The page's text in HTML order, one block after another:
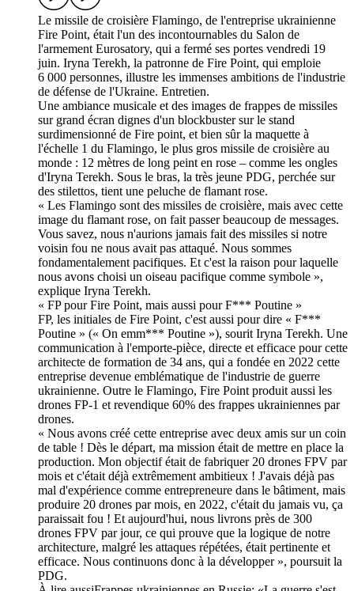
Le missile de croisière Flamingo, de l'entreprise ukrainienne
Fire Point, était l'un des incontournables du Salon de
l'armement Eurosatory, qui a fermé ses portes vendredi 19
juin. Iryna Terekh, la patronne de Fire Point, qui emploie
6 000 personnes, illustre les immenses ambitions de l'industrie
de défense de l'Ukraine. Entretien.
Une ambiance musicale et des images de frappes de missiles
sur grand écran dignes d'un blockbuster sur le stand
surdimensionné de Fire point, et bien sûr la maquette à
l'échelle 1 du Flamingo, le plus gros missile de croisière au
monde : 12 mètres de long peint en rose – comme les ongles
d'Iryna Terekh. Sous le bras, la très jeune PDG, perchée sur
des stilettos, tient une peluche de flamant rose.
« Les Flamingo sont des missiles de croisière, mais avec cette
image du flamant rose, on fait passer beaucoup de messages.
Vous savez, nous n'aurions jamais fait des missiles si notre
voisin fou ne nous avait pas attaqué. Nous sommes
fondamentalement pacifiques. Et c'est la raison pour laquelle
nous avons choisi un oiseau pacifique comme symbole »,
explique Iryna Terekh.
« FP pour Fire Point, mais aussi pour F*** Poutine »
FP, les initiales de Fire Point, c'est aussi pour dire « F***
Poutine » (« On emm*** Poutine »), sourit Iryna Terekh. Une
communication à l'emporte-pièce, directe et efficace pour cette
architecte de formation de 34 ans, qui a fondée en 2022 cette
entreprise devenue emblématique de l'industrie de guerre
ukrainienne. Outre le Flamingo, Fire Point produit aussi les
drones FP-1 et revendique 60% des frappes ukrainiennes par
drones.
« Nous avons créé cette entreprise avec deux amis sur un coin
de table ! Dès le départ, ma mission était de mettre en place la
production. Mon objectif était de fabriquer 20 drones FPV par
mois et c'était déjà extrêmement ambitieux ! J'avais déjà pas
mal d'expérience comme entrepreneure dans le bâtiment, mais
produire 20 drones par mois, en 2022, c'était du jamais vu, ça
paraissait fou ! Et aujourd'hui, nous livrons près de 300
drones FPV par jour, ce qui prouve que la logique de notre
architecture, malgré les attaques répétées, était pertinente et
efficace. Nous continuons donc à la développer », poursuit la
PDG.